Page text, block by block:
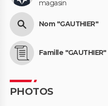
magasin
Nom "GAUTHIER"
Famille "GAUTHIER"
PHOTOS